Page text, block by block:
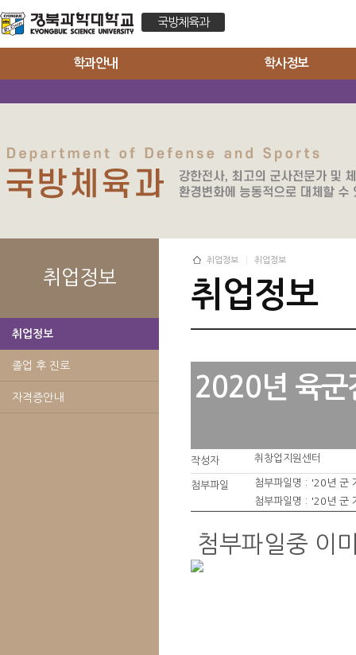
국방체육과
학과안내 학사정보
취업정보
취업정보
졸업 후 진로
자격증안내
취업정보 취업정보
취업정보
2020년 육군
작성자 취창업지원센터
첨부파일 첨부파일명 : '20년 군
첨부파일명 : '20년 군
첨부파일중 이